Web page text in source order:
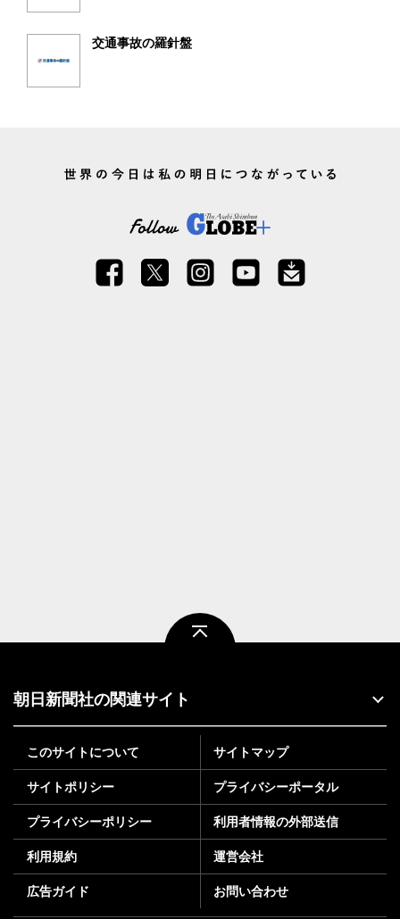
交通事故の羅針盤
朝日新聞社の関連サイト
このサイトについて サイトマップ
サイトポリシー プライバシーポータル
プライバシーポリシー 利用者情報の外部送信
利用規約 運営会社
広告ガイド お問い合わせ